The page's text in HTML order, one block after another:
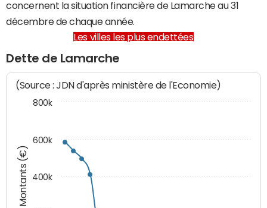
concernent la situation financière de Lamarche au 31
décembre de chaque année.
Les villes les plus endettées
Dette de Lamarche
Montants (€)
(Source : JDN d'après ministère de l'Economie)
400k
600k
800k